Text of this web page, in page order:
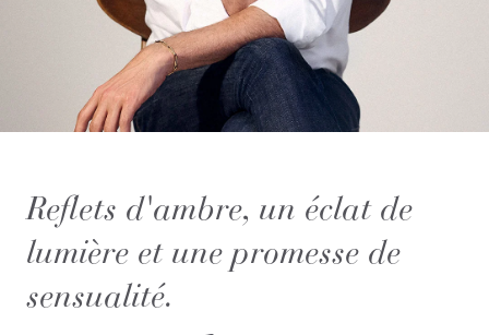
Reflets d'ambre, un éclat de
lumière et une promesse de
sensualité.